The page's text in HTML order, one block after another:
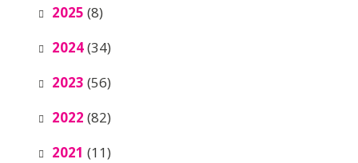
2025 (8)
2024(34)
2023 (56)
2022 (82)
2021 (11)